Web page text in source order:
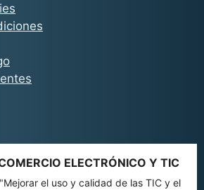
ELECTRÓNICO Y TIC
el uso y calidad de las TIC y el